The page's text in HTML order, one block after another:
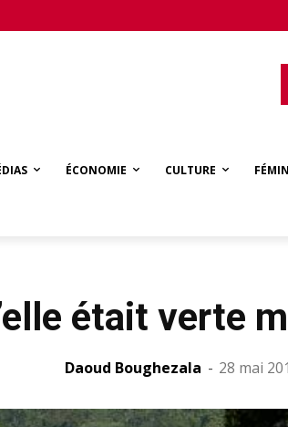
ÉCONOMIE CULTURE
était verte
Daoud Boughezala - 28 mai